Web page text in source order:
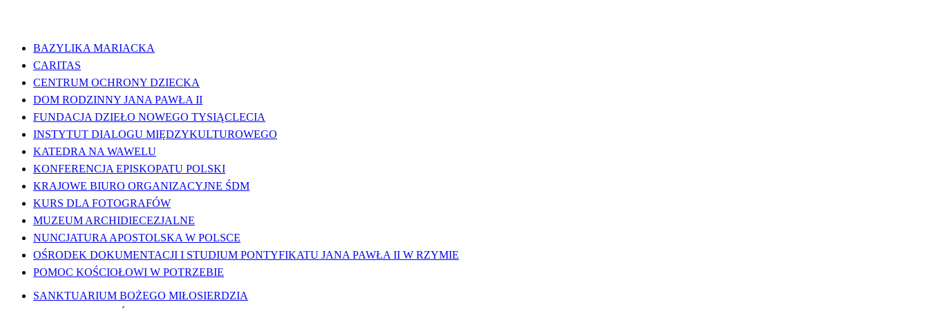
BAZYLIKA MARIACKA
CARITAS
CENTRUM OCHRONY DZIECKA
DOM RODZINNY JANA PAWŁA II
FUNDACJA DZIEŁO NOWEGO TYSIĄCLECIA
INSTYTUT DIALOGU MIĘDZYKULTUROWEGO
KATEDRA NA WAWELU
KONFERENCJA EPISKOPATU POLSKI
KRAJOWE BIURO ORGANIZACYJNE ŚDM
KURS DLA FOTOGRAFÓW
MUZEUM ARCHIDIECEZJALNE
NUNCJATURA APOSTOLSKA W POLSCE
OŚRODEK DOKUMENTACJI I STUDIUM PONTYFIKATU JANA PAWŁA II W RZYMIE
POMOC KOŚCIOŁOWI W POTRZEBIE
SANKTUARIUM BOŻEGO MIŁOSIERDZIA